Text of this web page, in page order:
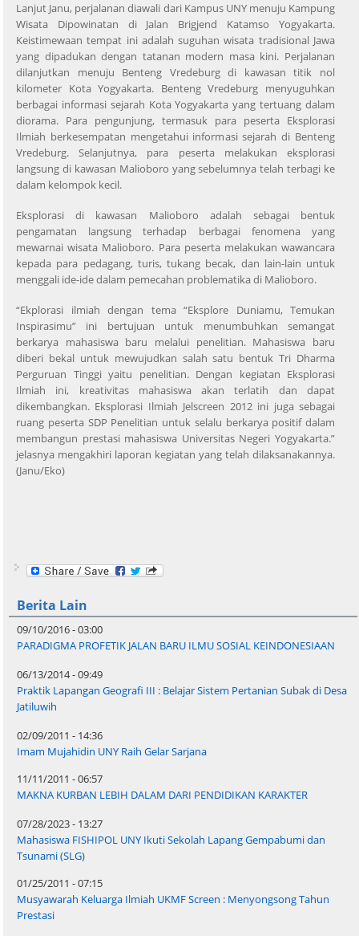
Lanjut Janu, perjalanan diawali dari Kampus UNY menuju Kampung
Wisata Dipowinatan di Jalan Brigjend Katamso Yogyakarta.
Keistimewaan tempat ini adalah suguhan wisata tradisional Jawa
yang dipadukan dengan tatanan modern masa kini. Perjalanan
dilanjutkan menuju Benteng Vredeburg di kawasan titik nol
kilometer Kota Yogyakarta. Benteng Vredeburg menyuguhkan
berbagai informasi sejarah Kota Yogyakarta yang tertuang dalam
diorama. Para pengunjung, termasuk para peserta Eksplorasi
Ilmiah berkesempatan mengetahui informasi sejarah di Benteng
Vredeburg. Selanjutnya, para peserta melakukan eksplorasi
langsung di kawasan Malioboro yang sebelumnya telah terbagi ke
dalam kelompok kecil.
Eksplorasi di kawasan Malioboro adalah sebagai bentuk
pengamatan langsung terhadap berbagai fenomena yang
mewarnai wisata Malioboro. Para peserta melakukan wawancara
kepada para pedagang, turis, tukang becak, dan lain-lain untuk
menggali ide-ide dalam pemecahan problematika di Malioboro.
“Ekplorasi ilmiah dengan tema “Eksplore Duniamu, Temukan
Inspirasimu” ini bertujuan untuk menumbuhkan semangat
berkarya mahasiswa baru melalui penelitian. Mahasiswa baru
diberi bekal untuk mewujudkan salah satu bentuk Tri Dharma
Perguruan Tinggi yaitu penelitian. Dengan kegiatan Eksplorasi
Ilmiah ini, kreativitas mahasiswa akan terlatih dan dapat
dikembangkan. Eksplorasi Ilmiah Jelscreen 2012 ini juga sebagai
ruang peserta SDP Penelitian untuk selalu berkarya positif dalam
membangun prestasi mahasiswa Universitas Negeri Yogyakarta.”
jelasnya mengakhiri laporan kegiatan yang telah dilaksanakannya.
(Janu/Eko)
Berita Lain
09/10/2016 - 03:00
PARADIGMA PROFETIK JALAN BARU ILMU SOSIAL KEINDONESIAAN
06/13/2014 - 09:49
Praktik Lapangan Geografi III : Belajar Sistem Pertanian Subak di Desa
Jatiluwih
02/09/2011 - 14:36
Imam Mujahidin UNY Raih Gelar Sarjana
11/11/2011 - 06:57
MAKNA KURBAN LEBIH DALAM DARI PENDIDIKAN KARAKTER
07/28/2023 - 13:27
Mahasiswa FISHIPOL UNY Ikuti Sekolah Lapang Gempabumi dan
Tsunami (SLG)
01/25/2011 - 07:15
Musyawarah Keluarga Ilmiah UKMF Screen : Menyongsong Tahun
Prestasi